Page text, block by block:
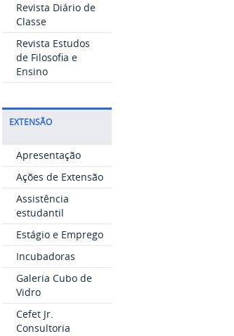
Revista Diário de
Classe
Revista Estudos
de Filosofia e
Ensino
EXTENSÃO
Apresentação
Ações de Extensão
Assistência
estudantil
Estágio e Emprego
Incubadoras
Galeria Cubo de
Vidro
Cefet Jr.
Consultoria